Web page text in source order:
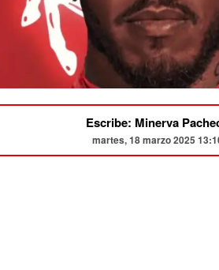
Escribe: Minerva
martes, 18 marzo 2025